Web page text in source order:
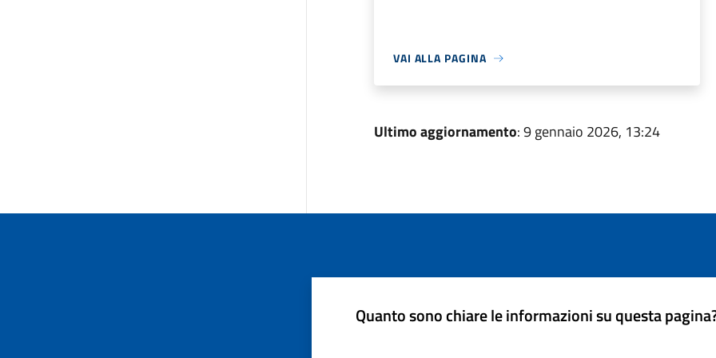
VAI ALLA PAGINA
Ultimo aggiornamento: 9 gennaio 2026, 13:24
Quanto sono chiare le informazioni su questa